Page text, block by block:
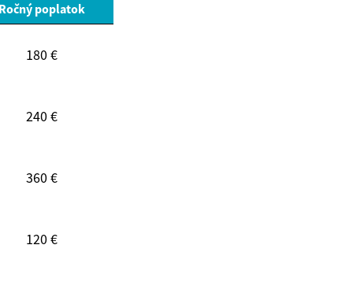
Ročný poplatok
180 €
240 €
360 €
120 €